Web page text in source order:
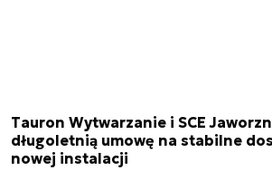
Tauron Wytwarzanie i SCE
długoletnią umowę na stabilne
nowej instalacji